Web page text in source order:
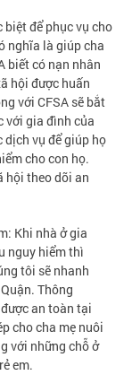
biệt để phục vụ cho
nghĩa là giúp cha
biết có nạn nhân
hội được huấn
với CFSA sẽ bắt
với gia đình của
dịch vụ để giúp họ
cho con họ.
hội theo dõi an
Khi nhà ở gia
nguy hiểm thì
tôi sẽ nhanh
Thông
an toàn tại
cho cha mẹ nuôi
với những chỗ ở
em.